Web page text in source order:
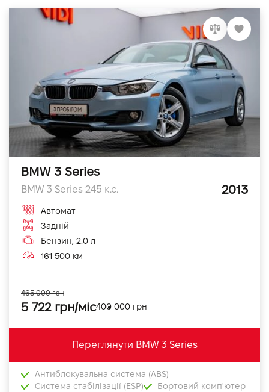
BMW 3 Series
BMW 3 Series 245 к.с. 2013
Автомат
Задній
Бензин, 2.0 л
161 500 км
5 722 грн/міс400 000 грн
465 000 грн
Переглянути BMW 3 Series
Антиблокувальна система (ABS)
Система стабілізації (ESP)
Бортовий комп'ютер
акціями, послугами та новинками